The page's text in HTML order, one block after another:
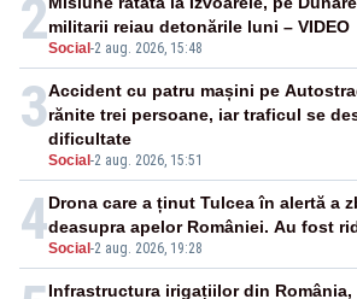
2Social -2 aug. 2026, 15:48
militarii reiau detonările luni – VIDEO
3
Social -2 aug. 2026, 15:51
Accident cu patru mașini pe
rănite trei persoane, iar traficul se
dificultate
4Social -2 aug. 2026, 19:28
Drona care a ținut Tulcea în alertă a
deasupra apelor României. Au fost
Infrastructura irigațiilor din